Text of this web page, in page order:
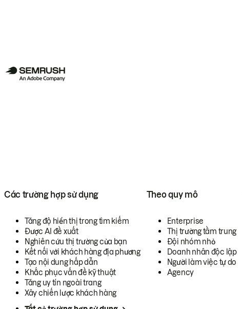
Các trường hợp sử dụng
Tăng độ hiển thị trong tìm kiếm
Được AI đề xuất
Nghiên cứu thị trường của bạn
Kết nối với khách hàng địa phương
Tạo nội dung hấp dẫn
Khắc phục vấn đề kỹ thuật
Tăng uy tín ngoài trang
Xây chiến lược khách hàng
Theo quy mô
Enterprise
Thị trường tầm trung
Đội nhóm nhỏ
Doanh nhân độc lập
Người làm việc tự do
Agency